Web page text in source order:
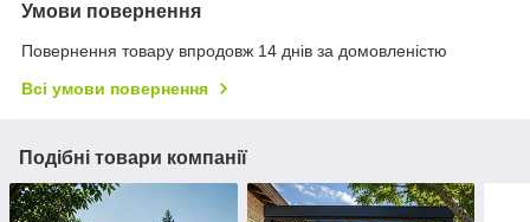
Умови повернення
Повернення товару впродовж 14 днів за домовленістю
Всі умови повернення
Подібні товари компанії